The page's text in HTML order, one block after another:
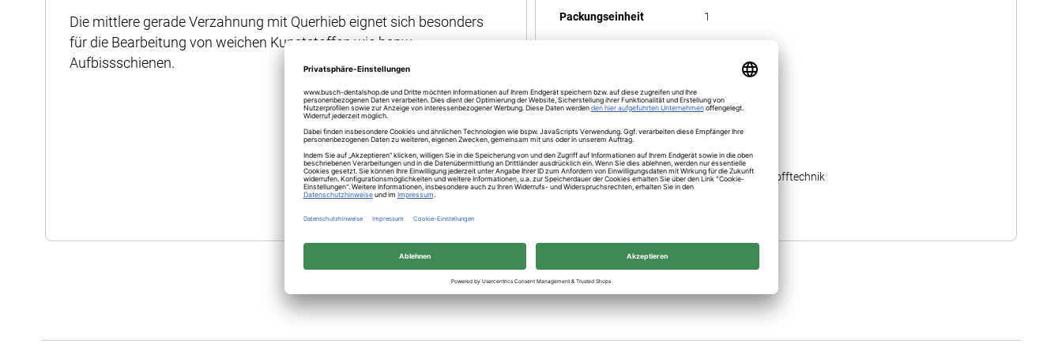
springenDie mittlere gerade Verzahnung mit Querhieb eignet sich besonders
für die Bearbeitung von weichen Kunststoffen wie bspw.
Aufbissschienen.
Packungseinheit 1
Durchmesser ISO-Code 060 ≙ 6,0 mm
Arbeitsteillänge in mm
Anwendung Kunststofftechnik